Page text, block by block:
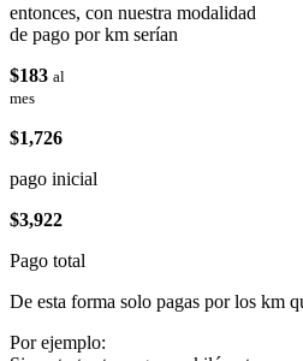
entonces, con nuestra modalidad
de pago por km serían
$183 al
mes
$1,726
pago inicial
$3,922
Pago total
De esta forma solo pagas por los km
Por ejemplo: